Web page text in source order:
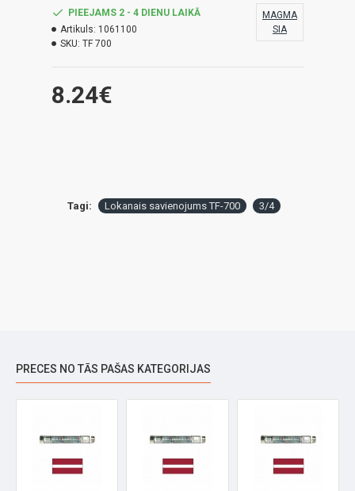
8.24€
PIEEJAMS 2 - 4 DIENU LAIKĀ
Artikuls: 1061100
SKU: TF 700
MAGMA
SIA
Tagi: Lokanais savienojums TF-700 3/4
PRECES NO TĀS PAŠAS KATEGORIJAS